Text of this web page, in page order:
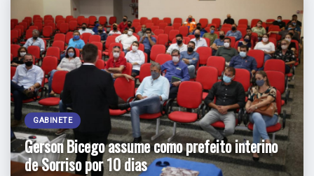
GABINETE
Gerson Bicego assume como prefeito interino
de Sorriso por 10 dias